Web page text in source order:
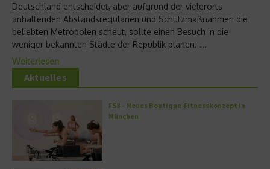
Deutschland entscheidet, aber aufgrund der vielerorts
anhaltenden Abstandsregularien und Schutzmaßnahmen die
beliebten Metropolen scheut, sollte einen Besuch in die
weniger bekannten Städte der Republik planen. ...
Weiterlesen
Aktuelles
FS8 – Neues Boutique-Fitnesskonzept in
München